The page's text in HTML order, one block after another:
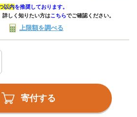
以内を推奨しております。
詳しく知りたい方はこちらでご確認ください。
上限額を調べる
寄付する